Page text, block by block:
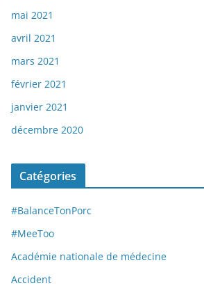
mai 2021
avril 2021
mars 2021
février 2021
janvier 2021
décembre 2020
Catégories
#BalanceTonPorc
#MeeToo
Académie nationale de médecine
Accident